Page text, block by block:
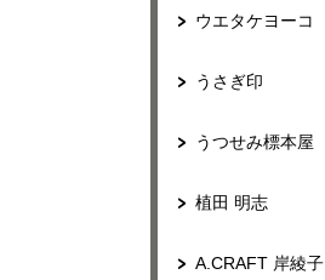
ウエタケヨーコ
うさぎ印
うつせみ標本屋
植田 明志
A.CRAFT 岸綾子